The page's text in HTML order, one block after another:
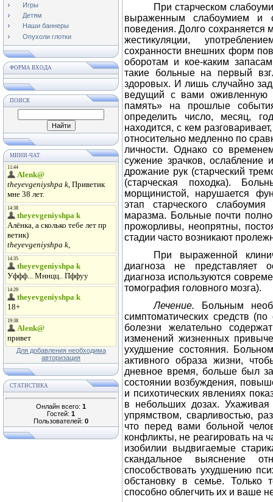
Игры
Детям
Наши баннеры
Опухоли глотки
ФОРМА ВХОДА
ПОИСК
МИНИ-ЧАТ
Для добавления необходима
авторизация
СТАТИСТИКА
Онлайн всего: 1
Гостей: 1
Пользователей: 0
При старческом
выраженным слабоумием и
поведения. Долго сохраняется
жестикуляции,
сохранности внешних форм
оборотам и кое-каким
такие больные на первый
здоровых. И лишь случайно
ведущий с вами оживленную
память» на прошлые
определить число, месяц,
находится, с кем
относительно медленно по
личности. Однако со
сужение зрачков,
дрожание рук (старческий
(старческая походка).
морщинистой, нарушается
этап старческого
маразма. Больные почти
прожорливы, неопрятны,
стадии часто возникают
При выраженной
диагноза не представляет
диагноза используются
томография головного мозга).
Лечение.
Больным
симптоматических средств
болезни желательно
изменений жизненных
ухудшение состояния.
активного образа жизни,
дневное время, больше был
состоянии возбуждения,
и психотических явлениях
в небольших дозах.
упрямством, сварливостью,
что перед вами больной
конфликты, не реагировать на
изобилии выдвигаемые
скандальное выяснение
способствовать ухудшению
обстановку в семье. Только
способно облегчить их и ваше